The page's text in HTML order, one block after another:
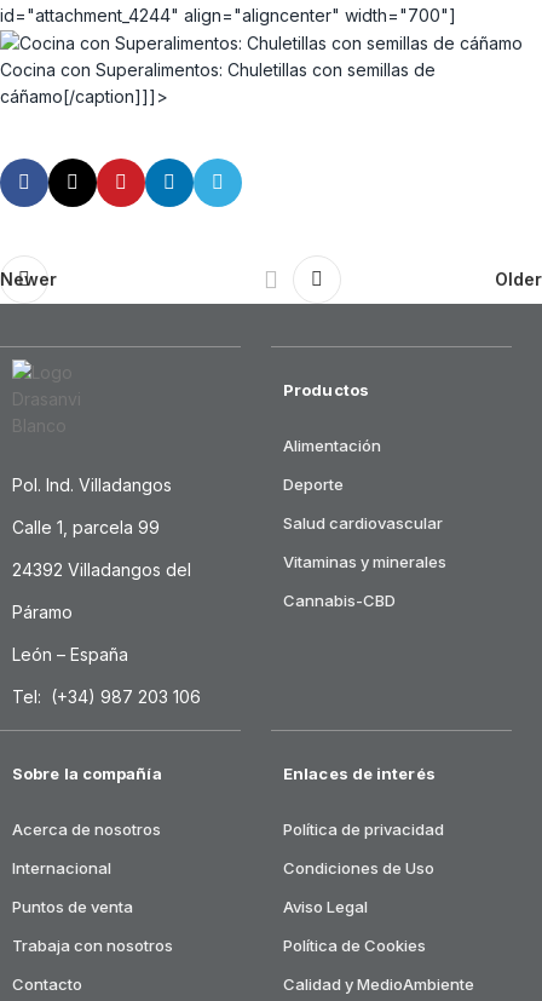
id="attachment_4244" align="aligncenter" width="700"]
Cocina con Superalimentos: Chuletillas con semillas de
cáñamo[/caption]]]>
Newer Older
Pol. Ind. Villadangos
Calle 1, parcela 99
24392 Villadangos del
Páramo
León – España
Tel: (+34) 987 203 106
Productos
Alimentación
Deporte
Salud cardiovascular
Vitaminas y minerales
Cannabis-CBD
Sobre la compañía
Acerca de nosotros
Internacional
Puntos de venta
Trabaja con nosotros
Contacto
Enlaces de interés
Política de privacidad
Condiciones de Uso
Aviso Legal
Política de Cookies
Calidad y MedioAmbiente